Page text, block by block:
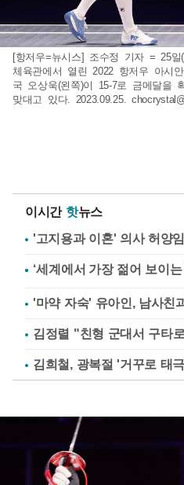
[항저우=뉴시스] 조수정 기자 = 25
체육관에서 열린 2022 항저우 아시
국 오상욱(왼쪽)이 15-7로 금메달을
맞대고 있다. 2023.09.25.
이시간 핫뉴스
'고지용과 이혼' 의사 허양
'마약 자숙' 유아인, 남사친
김정렬 "친형 군대서 구타
김희철, 광복절 '거꾸로 태